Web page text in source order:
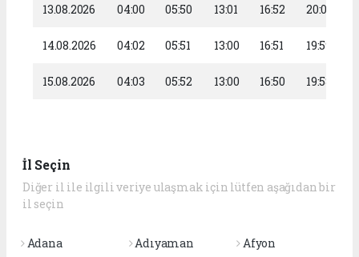
13.08.2026 04:00 05:50 13:01 16:52 20:00
14.08.2026 04:02 05:51 13:00 16:51 19:59
15.08.2026 04:03 05:52 13:00 16:50 19:58
İl Seçin
Diğer il ile ilgili veriye ulaşmak için lütfen aşağıdan bir
il seçin
Adana Adıyaman
Afyon